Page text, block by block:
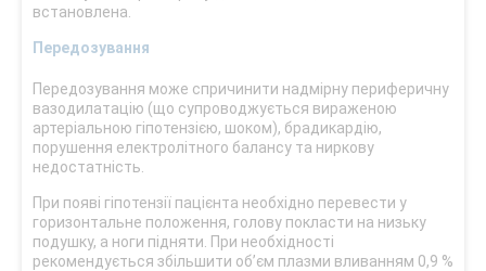
встановлена.
Передозування
Передозування може спричинити надмірну периферичну
вазодилатацію (що супроводжується вираженою
артеріальною гіпотензією, шоком), брадикардію,
порушення електролітного балансу та ниркову
недостатність.
При появі гіпотензії пацієнта необхідно перевести у
горизонтальне положення, голову покласти на низьку
подушку, а ноги підняти. При необхідності
рекомендується збільшити об’єм плазми вливанням 0,9 %